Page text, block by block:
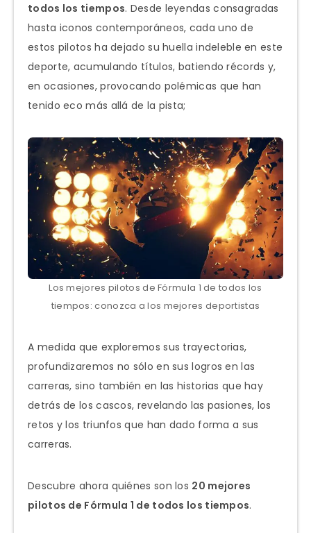
todos los tiempos. Desde leyendas consagradas
hasta iconos contemporáneos, cada uno de
estos pilotos ha dejado su huella indeleble en este
deporte, acumulando títulos, batiendo récords y,
en ocasiones, provocando polémicas que han
tenido eco más allá de la pista;
Los mejores pilotos de Fórmula 1 de todos los
tiempos: conozca a los mejores deportistas
A medida que exploremos sus trayectorias,
profundizaremos no sólo en sus logros en las
carreras, sino también en las historias que hay
detrás de los cascos, revelando las pasiones, los
retos y los triunfos que han dado forma a sus
carreras.
Descubre ahora quiénes son los 20 mejores
pilotos de Fórmula 1 de todos los tiempos.